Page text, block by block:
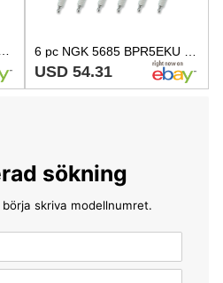
Mirage 1.5L L4
USD 54.31
sökning
skriva modellnumret.